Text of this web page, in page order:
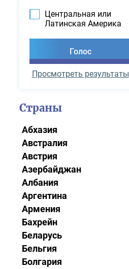
Центральная или
Латинская Америка
Просмотреть результаты
Страны
Абхазия
Австралия
Австрия
Азербайджан
Албания
Аргентина
Армения
Бахрейн
Беларусь
Бельгия
Болгария